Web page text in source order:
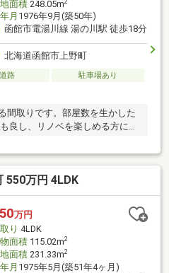
面積248.05m
月 1976年9月(築50年)
函館市電湯川線 湯の川駅 徒歩18分
北海道函館市上野町
路
駐車場あり
間取りです。部屋数を生かした
良し、リノベを楽しめる方にお
550万円 4LDK
万円
り 4LDK
面積115.02m2
面積231.33m2
月 1975年5月(築51年4ヶ月)